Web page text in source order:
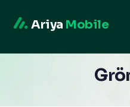
Ariya Mobile